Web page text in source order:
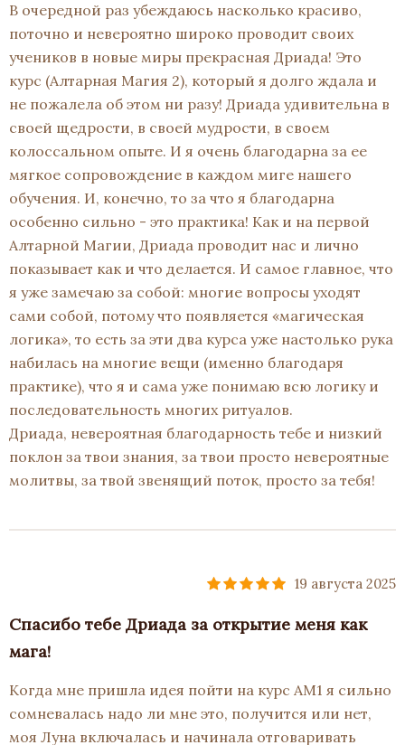
В очередной раз убеждаюсь насколько красиво,
поточно и невероятно широко проводит своих
учеников в новые миры прекрасная Дриада! Это
курс (Алтарная Магия 2), который я долго ждала и
не пожалела об этом ни разу! Дриада удивительна в
своей щедрости, в своей мудрости, в своем
колоссальном опыте. И я очень благодарна за ее
мягкое сопровождение в каждом миге нашего
обучения. И, конечно, то за что я благодарна
особенно сильно - это практика! Как и на первой
Алтарной Магии, Дриада проводит нас и лично
показывает как и что делается. И самое главное, что
я уже замечаю за собой: многие вопросы уходят
сами собой, потому что появляется «магическая
логика», то есть за эти два курса уже настолько рука
набилась на многие вещи (именно благодаря
практике), что я и сама уже понимаю всю логику и
последовательность многих ритуалов.
Дриада, невероятная благодарность тебе и низкий
поклон за твои знания, за твои просто невероятные
молитвы, за твой звенящий поток, просто за тебя!
19 августа 2025
Спасибо тебе Дриада за открытие меня как
мага!
Когда мне пришла идея пойти на курс АМ1 я сильно
сомневалась надо ли мне это, получится или нет,
моя Луна включалась и начинала отговаривать